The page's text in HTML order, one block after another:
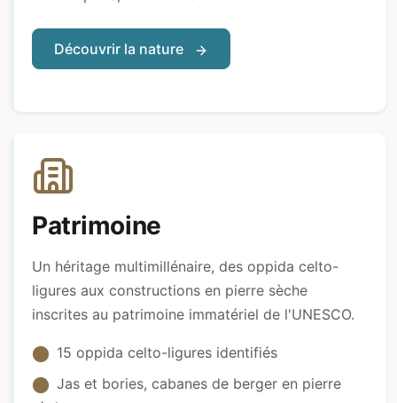
Découvrir la nature
Patrimoine
Un héritage multimillénaire, des oppida celto-
ligures aux constructions en pierre sèche
inscrites au patrimoine immatériel de l'UNESCO.
15 oppida celto-ligures identifiés
Jas et bories, cabanes de berger en pierre